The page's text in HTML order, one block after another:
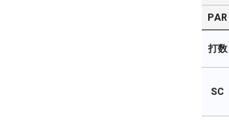
PAR
打数
SC